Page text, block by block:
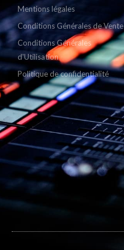
Mentions légales
Conditions Générales de Vente
Conditions Générales
d'Utilisation
Politique de confidentialité